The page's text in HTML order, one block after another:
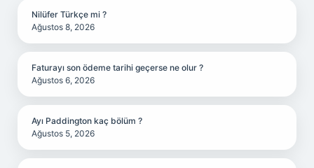
Nilüfer Türkçe mi ?
Ağustos 8, 2026
Faturayı son ödeme tarihi geçerse ne olur ?
Ağustos 6, 2026
Ayı Paddington kaç bölüm ?
Ağustos 5, 2026